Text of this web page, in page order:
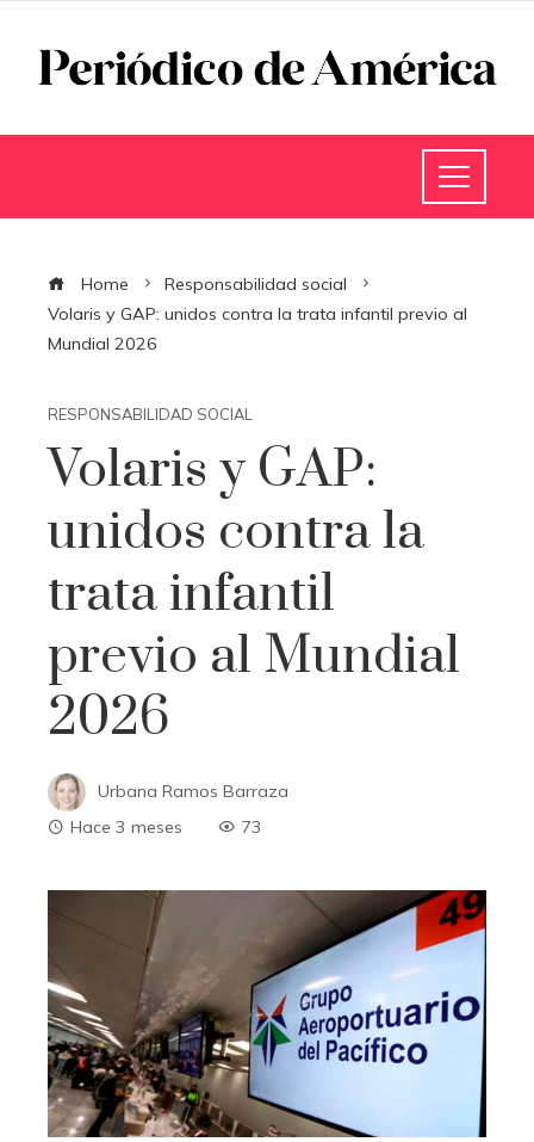
Home
Responsabilidad social
Volaris y GAP: unidos contra la trata infantil previo al
Mundial 2026
RESPONSABILIDAD SOCIAL
Volaris y GAP:
unidos contra la
trata infantil
previo al Mundial
2026
Urbana Ramos Barraza
Hace 3 meses
73